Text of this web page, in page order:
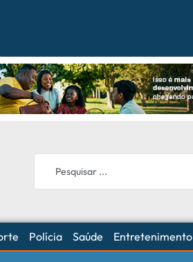
Grande
Polícia Saúde Entretenimento